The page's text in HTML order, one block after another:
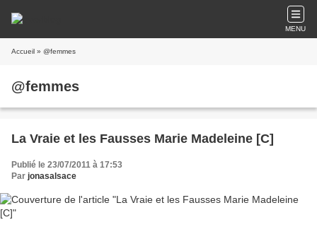
MENU
Accueil » @femmes
@femmes
La Vraie et les Fausses Marie Madeleine [C]
Publié le 23/07/2011 à 17:53
Par jonasalsace